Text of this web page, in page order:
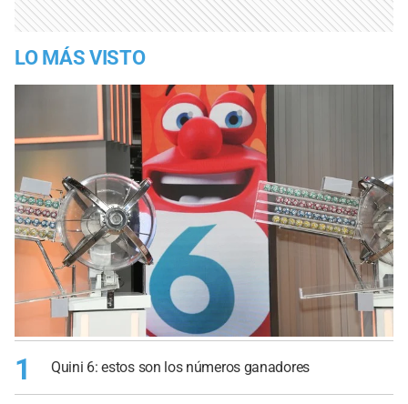
LO MÁS VISTO
1 Quini 6: estos son los números ganadores